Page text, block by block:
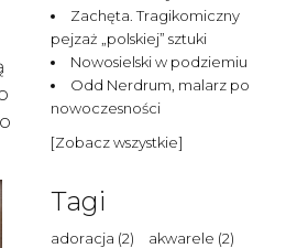
Zachęta. Tragikomiczny
pejzaż „polskiej” sztuki
Nowosielski w podziemiu
Odd Nerdrum, malarz po
nowoczesności
[Zobacz wszystkie]
Tagi
adoracja (2) akwarele (2)